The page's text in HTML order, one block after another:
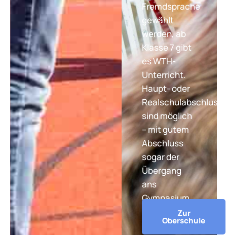
Fremdsprache
gewählt
werden, ab
Klasse 7 gibt
es WTH-
Unterricht.
Haupt- oder
Realschulabschluss
sind möglich
– mit gutem
Abschluss
sogar der
Übergang
ans
Gymnasium.
Zur
Oberschule